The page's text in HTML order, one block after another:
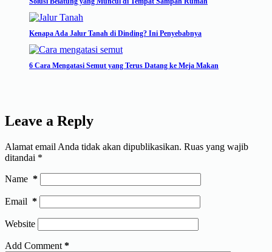
Kenapa Ada Jalur Tanah di Dinding? Ini Penyebabnya
6 Cara Mengatasi Semut yang Terus Datang ke Meja Makan
Leave a Reply
Alamat email Anda tidak akan dipublikasikan. Ruas yang wajib
ditandai *
Name *
Email *
Website
Add Comment *